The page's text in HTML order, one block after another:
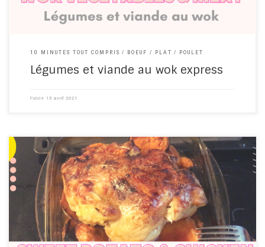
10 MINUTES TOUT COMPRIS BOEUF PLAT POULET
Légumes et viande au wok express
Publié 15 avril 2021
#chicken #poulet #sweetpotato #patatedouce #frenchrecipe
Pas besoin de se compliquer la vie pour cuisiner un poulet.
Régalez-vous ! Cooking chicken doesn't have to be complicated.
Enjoy!